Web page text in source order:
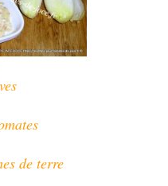
de terre